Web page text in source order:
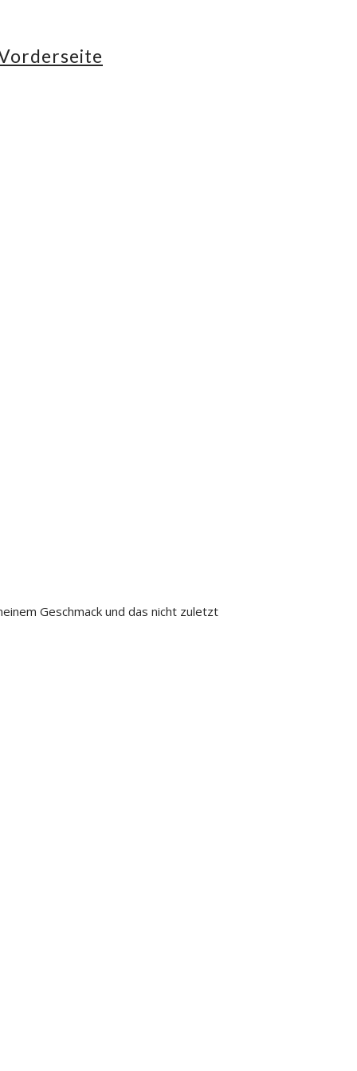
Geschmack und das nicht zuletzt